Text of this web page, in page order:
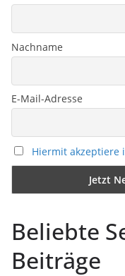
Nachname
E-Mail-Adresse
Hiermit akzeptiere
Beliebte
Beiträge